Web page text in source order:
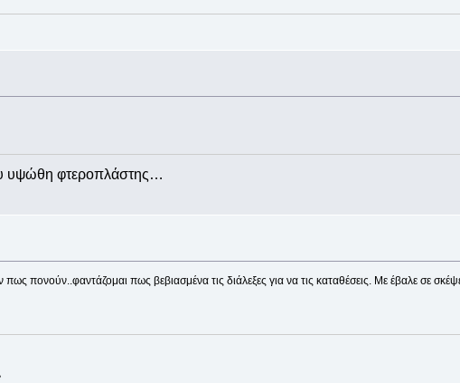
υψώθη φτεροπλάστης…
πονούν..φαντάζομαι πως βεβιασμένα τις διάλεξες για να τις καταθέσεις. Με έβαλε σε